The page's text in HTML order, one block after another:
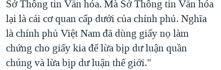
Sở Thông tin Văn hóa. Mà Sở Thông tin Văn hóa
lại là cái cơ quan cấp dưới của chính phủ. Nghĩa
là chính phủ Việt Nam đã dùng giấy nọ làm
chứng cho giấy kia để lừa bịp dư luận quần
chúng và lừa bịp dư luận thế giới."